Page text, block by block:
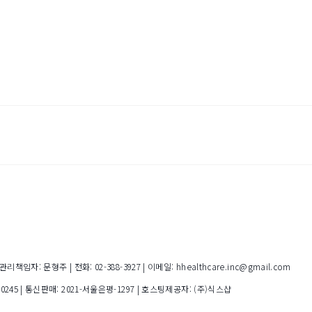
리책임자: 문형주 | 전화: 02-388-3927 | 이메일: hhealthcare.inc@gmail.com
| 통신판매:2021-서울은평-1297 | 호스팅제공자: (주)식스샵